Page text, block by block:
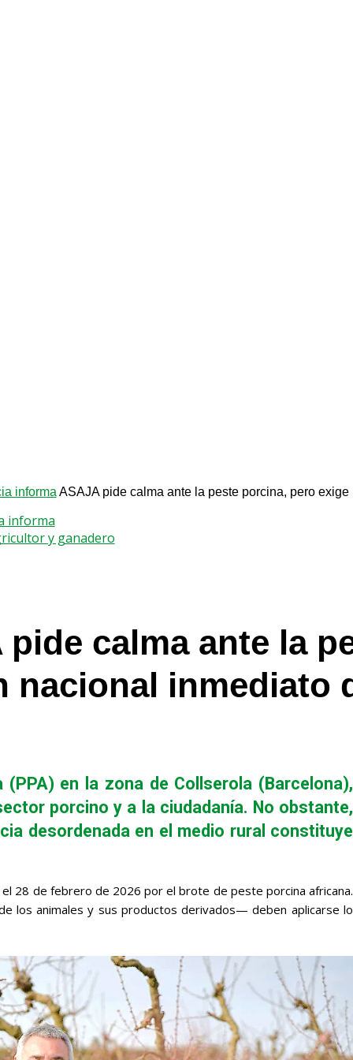
informa ASAJA pide calma ante la peste porcina, pero
informa
y ganadero
pide calma ante la
nacional inmediato
en la zona de Collserola (Barcelona),
porcino y a la ciudadanía. No obstante,
desordenada en el medio rural constituye
28 de febrero de 2026 por el brote de peste porcina africana.
los animales y sus productos derivados— deben aplicarse lo